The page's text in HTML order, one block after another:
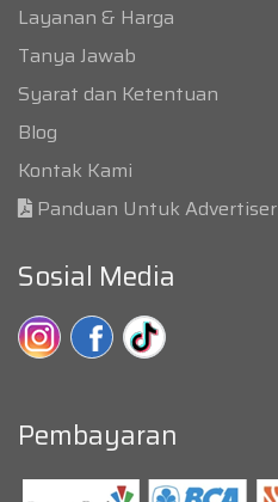
Layanan & Harga
Tanya Jawab
Syarat dan Ketentuan
Blog
Kontak Kami
Panduan Untuk Advertiser
Sosial Media
Pembayaran